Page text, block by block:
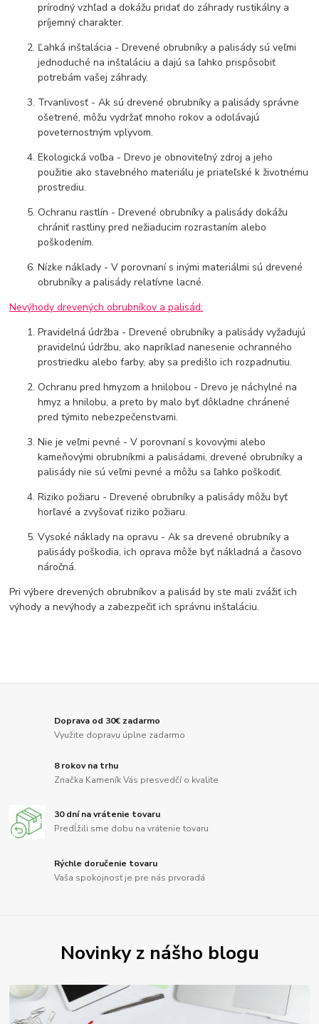
prírodný vzhľad a dokážu pridať do záhrady rustikálny a
príjemný charakter.
Ľahká inštalácia - Drevené obrubníky a palisády sú veľmi
jednoduché na inštaláciu a dajú sa ľahko prispôsobiť
potrebám vašej záhrady.
Trvanlivosť - Ak sú drevené obrubníky a palisády správne
ošetrené, môžu vydržať mnoho rokov a odolávajú
poveternostným vplyvom.
Ekologická voľba - Drevo je obnoviteľný zdroj a jeho
použitie ako stavebného materiálu je priateľské k životnému
prostrediu.
Ochranu rastlín - Drevené obrubníky a palisády dokážu
chrániť rastliny pred nežiaducim rozrastaním alebo
poškodením.
Nízke náklady - V porovnaní s inými materiálmi sú drevené
obrubníky a palisády relatívne lacné.
Nevýhody drevených obrubníkov a palisád:
Pravidelná údržba - Drevené obrubníky a palisády vyžadujú
pravidelnú údržbu, ako napríklad nanesenie ochranného
prostriedku alebo farby, aby sa predišlo ich rozpadnutiu.
Ochranu pred hmyzom a hnilobou - Drevo je náchylné na
hmyz a hnilobu, a preto by malo byť dôkladne chránené
pred týmito nebezpečenstvami.
Nie je veľmi pevné - V porovnaní s kovovými alebo
kameňovými obrubníkmi a palisádami, drevené obrubníky a
palisády nie sú veľmi pevné a môžu sa ľahko poškodiť.
Riziko požiaru - Drevené obrubníky a palisády môžu byť
horľavé a zvyšovať riziko požiaru.
Vysoké náklady na opravu - Ak sa drevené obrubníky a
palisády poškodia, ich oprava môže byť nákladná a časovo
náročná.
Pri výbere drevených obrubníkov a palisád by ste mali zvážiť ich
výhody a nevýhody a zabezpečiť ich správnu inštaláciu.
Doprava od 30€ zadarmo
Využite dopravu úplne zadarmo
8 rokov na trhu
Značka Kameník Vás presvedčí o kvalite
30 dní na vrátenie tovaru
Predĺžili sme dobu na vrátenie tovaru
Rýchle doručenie tovaru
Vaša spokojnosť je pre nás prvoradá
Novinky z nášho blogu